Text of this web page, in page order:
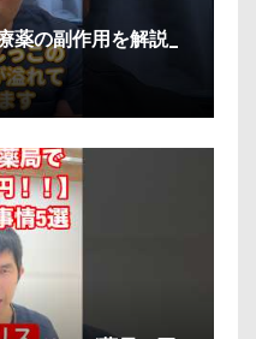
薬の副作用を解説_